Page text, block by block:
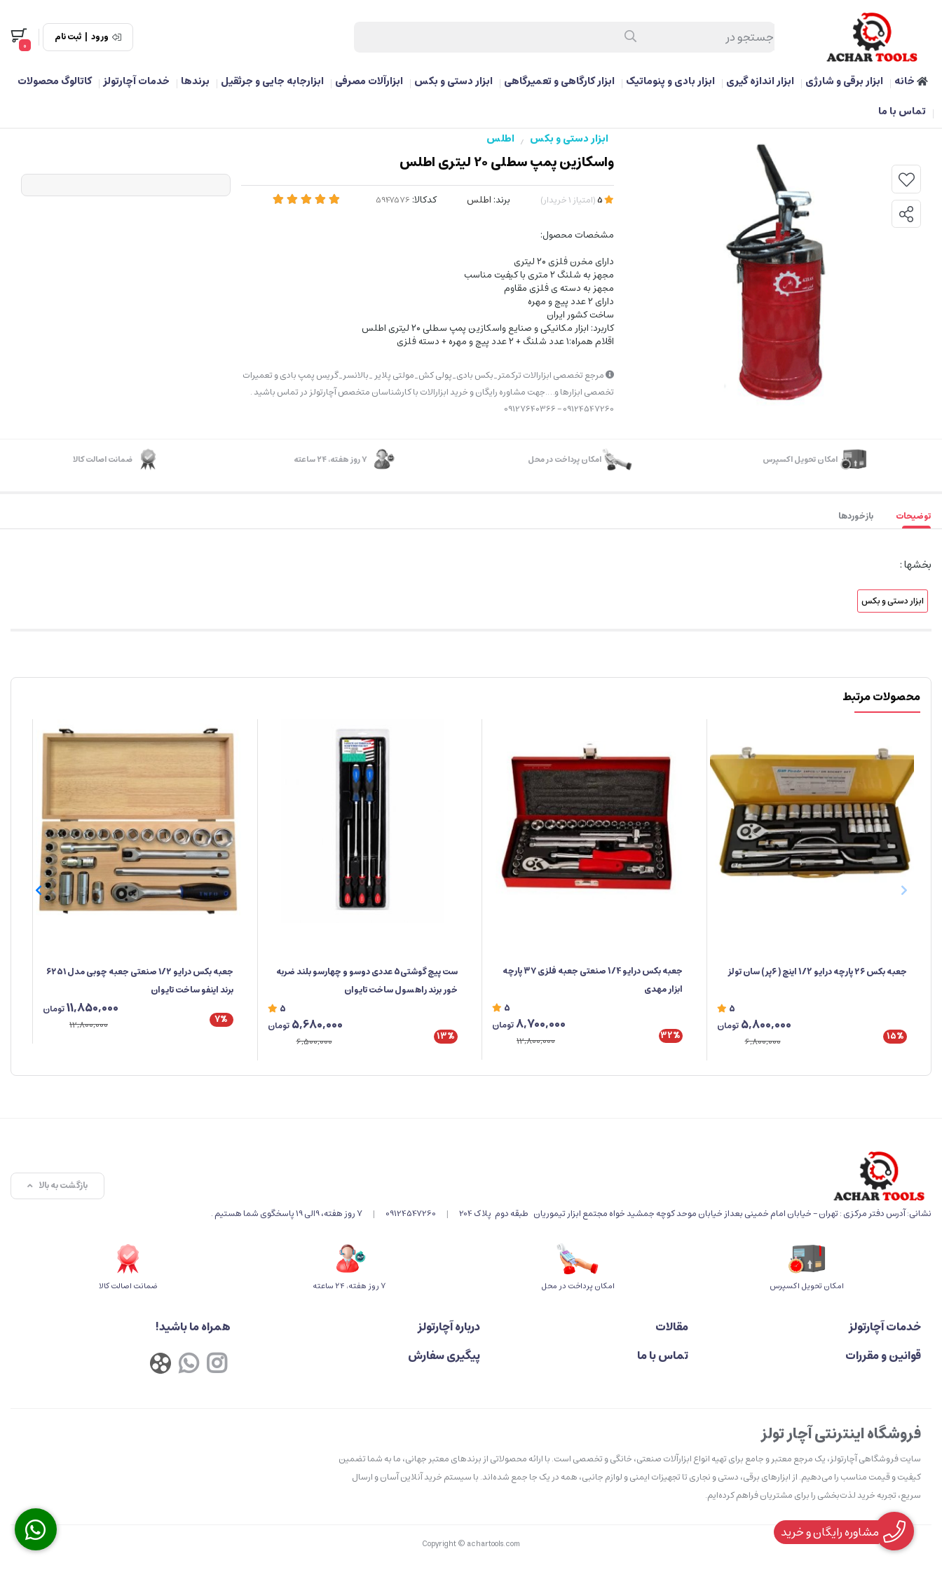
ورود | ثبت نام
0
خانه ابزار برقی و شارژی ابزار اندازه گیری ابزار بادی و پنوماتیک ابزار کارگاهی و تعمیرگاهی ابزار دستی و بکس ابزارآلات مصرفی ابزارجابه جایی و جرثقیل برندها خدمات آچارتولز
کاتالوگ محصولات
تماس با ما
ابزار دستی و بکس / اطلس
واسکازین پمپ سطلی 20 لیتری اطلس
(امتیاز 1خریدار) برند: اطلس کدکالا:
مشخصات محصول:
دارای مخرن فلزی ۲۰ لیتری
مجهز به شلنگ ۲ متری با کیفیت مناسب
مجهز به دسته ی فلزی مقاوم
دارای ۲ عدد پیچ و مهره
ساخت کشور ایران
کاربرد: ابزار مکانیکی و صنایع واسکازین پمپ سطلی ۲۰ لیتری اطلس
اقلام همراه:۱ عدد شلنگ + ۲ عدد پیچ و مهره + دسته فلزی
مرجع تخصصی ابزارالات ترکمتر_بکس بادی_پولی کش_مولتی پلایر _بالانسر_گریس پمپ بادی و تعمیرات
تخصصی ابزارها و….جهت مشاوره رایگان و خرید ابزارالات با کارشناسان متخصص آچارتولز در تماس باشید .
09124547260 – 09127640366
اﻣﮑﺎن ﺗﺤﻮﯾﻞ اﮐﺴﭙﺮس امکان پرداخت در محل ۷ روز ﻫﻔﺘﻪ، ۲۴ ﺳﺎﻋﺘﻪ ضمانت اصالت کالا
توضیحات بازخوردها
بخشها :
ابزار دستی و بکس
محصولات مرتبط
جعبه بکس ۲۶ پارچه درایو 1/2 اینچ ( ۶پر) سان تولز
5
15%
5,800,000 تومان
6,800,000
جعبه‌ بکس درایو 1/4 صنعتی جعبه فلزی ۳۷ پارچه
ابزار مهدی
5
32%
8,700,000تومان
12,800,000
ست پیچ گوشتی5 عددی دوسو و چهارسو بلند ضربه
خور برند راهسول ساخت تایوان
5
13%
5,680,000 تومان
6,500,000
جعبه‌ بکس درایو ۱/۲ صنعتی جعبه چوبی مدل ۶۲۵۱
برند اینفو ساخت تایوان
7%
11,850,000تومان
12,800,000
نشانی: آدرس دفتر مرکزی : تهران - خیابان امام خمینی بعداز خیابان موحد کوچه جمشید خواه مجتمع ابزار تیموریان طبقه دوم پلاک 204 |
09124547260
| ۷ روز هفته، 9الی 19 پاسخگوی شما هستیم .
بازگشت به بالا
اﻣﮑﺎن ﺗﺤﻮﯾﻞ اﮐﺴﭙﺮس امکان پرداخت در محل ۷ روز ﻫﻔﺘﻪ، ۲۴ ﺳﺎﻋﺘﻪ ضمانت اصالت کالا
خدمات آچارتولز مقالات
درباره آچارتولز
قوانین و مقررات
تماس با ما پیگیری سفارش
همراه ما باشید!
فروشگاه اینترنتی آچار تولز
سایت فروشگاهی آچارتولز، یک مرجع معتبر و جامع برای تهیه انواع ابزارآلات صنعتی، خانگی و تخصصی است. با ارائه محصولاتی از برندهای معتبر جهانی، ما به شما تضمین
کیفیت و قیمت مناسب را می‌دهیم. از ابزارهای برقی، دستی و نجاری تا تجهیزات ایمنی و لوازم جانبی، همه در یک جا جمع شده‌اند. با سیستم خرید آنلاین آسان و ارسال
سریع، تجربه خرید لذت‌بخشی را برای مشتریان فراهم کرده‌ایم.
Copyright © achartools.com
مشاوره رایگان و خرید